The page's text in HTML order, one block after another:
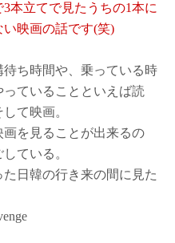
本立てで見たうちの1本に
映画の話です(笑)
ち時間や、乗っている時
ていることといえば読
て映画。
を見ることが出来るの
ている。
日韓の行き来の間に見た